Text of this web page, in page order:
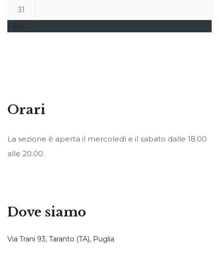
31
« Set
Orari
La sezione è aperta il mercoledì e il sabato dalle 18.00
alle 20.00.
Dove siamo
Via Trani 93, Taranto (TA), Puglia